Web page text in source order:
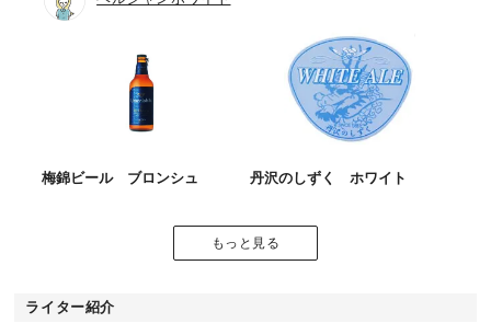
梅錦ビール ブロンシュ 丹沢のしずく ホワイト
もっと見る
ライター紹介